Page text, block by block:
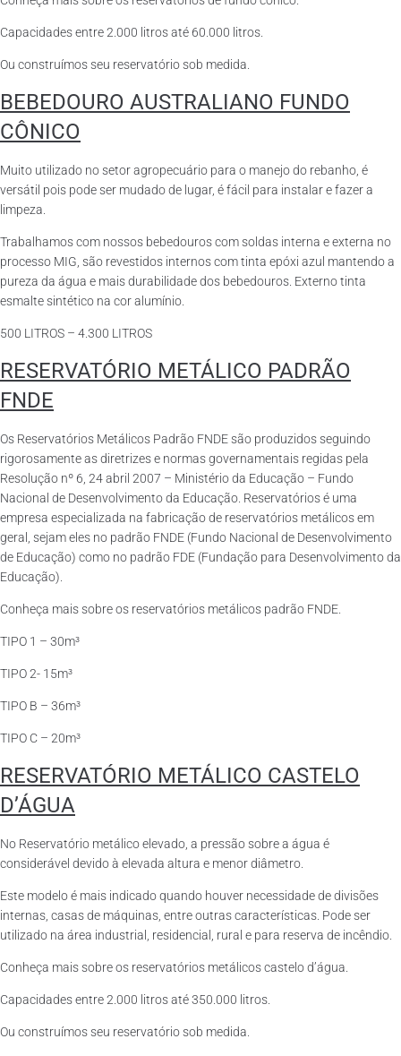
Capacidades entre 2.000 litros até 60.000 litros.
Ou construímos seu reservatório sob medida.
BEBEDOURO AUSTRALIANO FUNDO
CÔNICO
Muito utilizado no setor agropecuário para o manejo do rebanho, é
versátil pois pode ser mudado de lugar, é fácil para instalar e fazer a
limpeza.
Trabalhamos com nossos bebedouros com soldas interna e externa no
processo MIG, são revestidos internos com tinta epóxi azul mantendo a
pureza da água e mais durabilidade dos bebedouros. Externo tinta
esmalte sintético na cor alumínio.
500 LITROS – 4.300 LITROS
RESERVATÓRIO METÁLICO PADRÃO
FNDE
Os Reservatórios Metálicos Padrão FNDE são produzidos seguindo
rigorosamente as diretrizes e normas governamentais regidas pela
Resolução nº 6, 24 abril 2007 – Ministério da Educação – Fundo
Nacional de Desenvolvimento da Educação. Reservatórios é uma
empresa especializada na fabricação de reservatórios metálicos em
geral, sejam eles no padrão FNDE (Fundo Nacional de Desenvolvimento
de Educação) como no padrão FDE (Fundação para Desenvolvimento da
Educação).
Conheça mais sobre os reservatórios metálicos padrão FNDE.
TIPO 1 – 30m³
TIPO 2- 15m³
TIPO B – 36m³
TIPO C – 20m³
RESERVATÓRIO METÁLICO CASTELO
D’ÁGUA
No Reservatório metálico elevado, a pressão sobre a água é
considerável devido à elevada altura e menor diâmetro.
Este modelo é mais indicado quando houver necessidade de divisões
internas, casas de máquinas, entre outras características. Pode ser
utilizado na área industrial, residencial, rural e para reserva de incêndio.
Conheça mais sobre os reservatórios metálicos castelo d’água.
Capacidades entre 2.000 litros até 350.000 litros.
Ou construímos seu reservatório sob medida.